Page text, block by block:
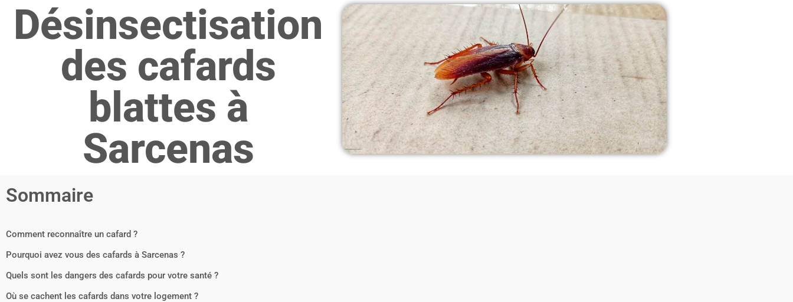
Désinsectisation
des cafards
blattes à
Sarcenas
Sommaire
Comment reconnaître un cafard ?
Pourquoi avez vous des cafards à Sarcenas ?
Quels sont les dangers des cafards pour votre santé ?
Où se cachent les cafards dans votre logement ?